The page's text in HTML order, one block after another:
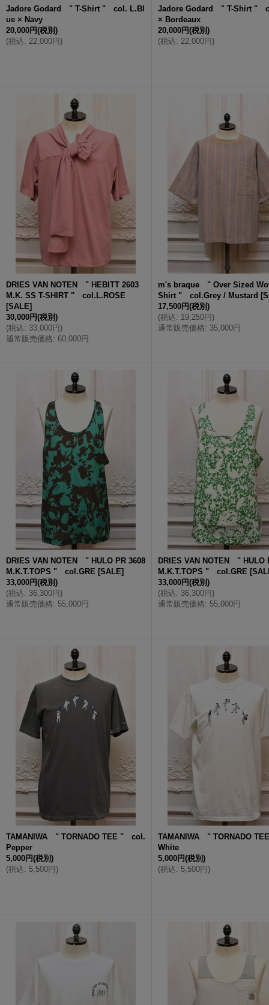
Jadore Godard " T-Shirt " col. L.Bl
ue × Navy
20,000円(税別)
(税込: 22,000円)
Jadore Godard " T-Shirt "
× Bordeaux
20,000円(税別)
(税込: 22,000円)
DRIES VAN NOTEN " HEBITT 2603
M.K. SS T-SHIRT " col.L.ROSE
[SALE]
30,000円(税別)
(税込: 33,000円)
通常販売価格: 60,000円
m's braque " Over Sized
Shirt " col.Grey / Mustard [
17,500円(税別)
(税込: 19,250円)
通常販売価格: 35,000円
DRIES VAN NOTEN " HULO PR 3608
M.K.T.TOPS " col.GRE [SALE]
33,000円(税別)
(税込: 36,300円)
通常販売価格: 55,000円
DRIES VAN NOTEN " HULO
M.K.T.TOPS " col.GRE [
33,000円(税別)
(税込: 36,300円)
通常販売価格: 55,000円
TAMANIWA " TORNADO TEE " col.
Pepper
5,000円(税別)
(税込: 5,500円)
TAMANIWA " TORNADO
White
5,000円(税別)
(税込: 5,500円)